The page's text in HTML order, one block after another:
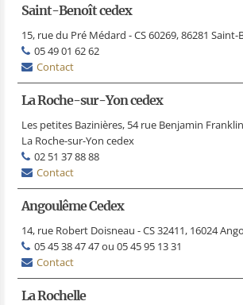
Saint-Benoît cedex
15, rue du Pré Médard - CS 60269, 86281
05 49 01 62 62
Contact
La Roche-sur-Yon cedex
Les petites Bazinières, 54 rue Benjamin
La Roche-sur-Yon cedex
02 51 37 88 88
Contact
Angoulême Cedex
14, rue Robert Doisneau - CS 32411, 16024
05 45 38 47 47 ou 05 45 95 13 31
Contact
La Rochelle